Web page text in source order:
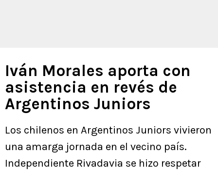
Iván Morales aporta con
asistencia en revés de
Argentinos Juniors
Los chilenos en Argentinos Juniors vivieron
una amarga jornada en el vecino país.
Independiente Rivadavia se hizo respetar